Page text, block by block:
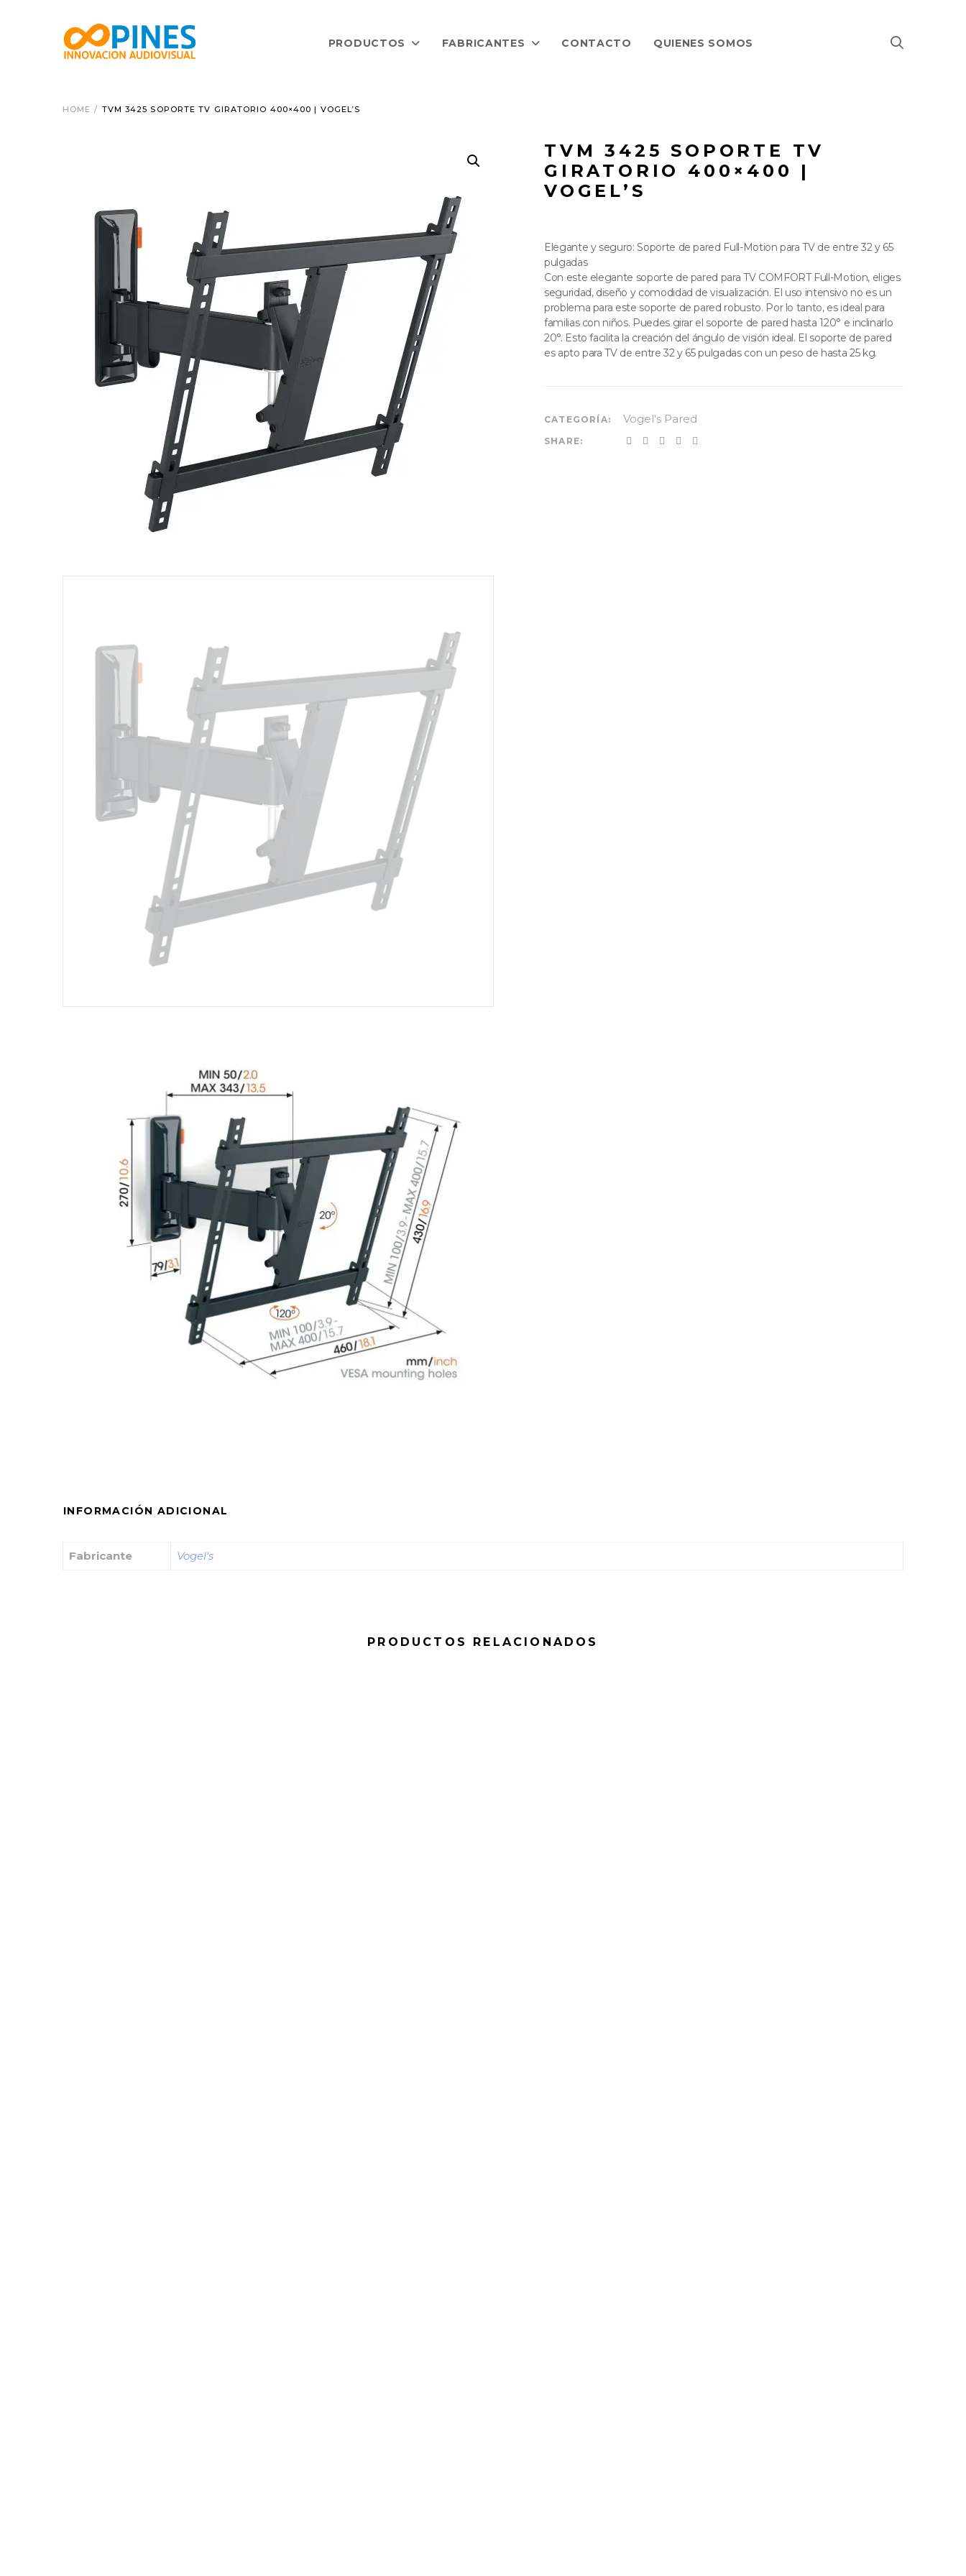
PRODUCTOS FABRICANTES CONTACTO QUIENES SOMOS
HOME / TVM 3425 SOPORTE TV GIRATORIO 400×400 | VOGEL’S
TVM 3425 SOPORTE TV
GIRATORIO 400×400 |
VOGEL’S
Elegante y seguro: Soporte de pared Full-Motion para TV de entre 32 y 65
pulgadas
Con este elegante soporte de pared para TV COMFORT Full-Motion, eliges
seguridad, diseño y comodidad de visualización. El uso intensivo no es un
problema para este soporte de pared robusto. Por lo tanto, es ideal para
familias con niños. Puedes girar el soporte de pared hasta 120° e inclinarlo
20°. Esto facilita la creación del ángulo de visión ideal. El soporte de pared
es apto para TV de entre 32 y 65 pulgadas con un peso de hasta 25 kg.
CATEGORÍA: Vogel's Pared
SHARE:
INFORMACIÓN ADICIONAL
Fabricante Vogel's
PRODUCTOS RELACIONADOS